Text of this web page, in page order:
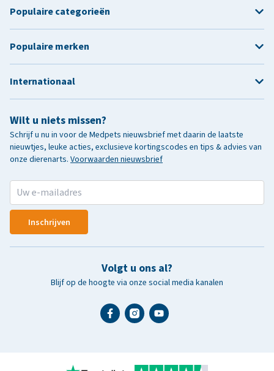
Wilt u niets missen?
Schrijf u nu in voor de Medpets nieuwsbrief met daarin de laatste
nieuwtjes, leuke acties, exclusieve kortingscodes en tips & advies van
onze dierenarts. Voorwaarden nieuwsbrief
Inschrijven
Volgt u ons al?
Blijf op de hoogte via onze social media kanalen
Populaire categorieën
Populaire merken
Internationaal